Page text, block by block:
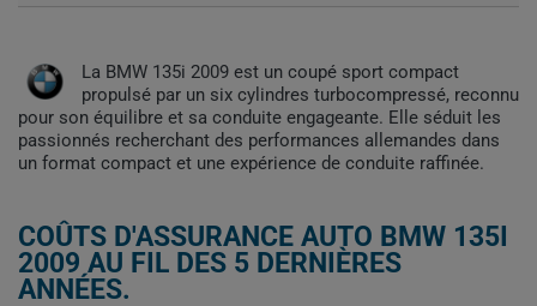
La BMW 135i 2009 est un coupé sport compact
propulsé par un six cylindres turbocompressé, reconnu
pour son équilibre et sa conduite engageante. Elle séduit les
passionnés recherchant des performances allemandes dans
un format compact et une expérience de conduite raffinée.
COÛTS D'ASSURANCE AUTO BMW 135I
2009 AU FIL DES 5 DERNIÈRES
ANNÉES.